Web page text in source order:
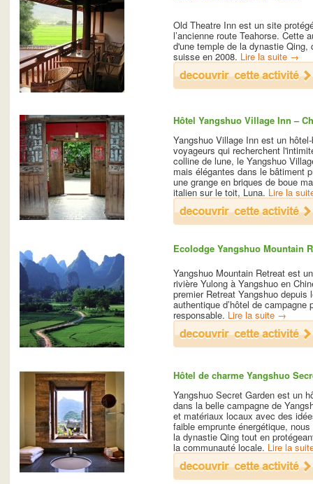
Old Theatre Inn est un site
l’ancienne route Teahorse. Cette
d'une temple de la dynastie
suisse en 2008. Lire la suite →
Hôtel Yangshuo Village Inn –
Yangshuo Village Inn est un
voyageurs qui recherchent
colline de lune, le Yangshuo
mais élégantes dans le bâtiment
une grange en briques de boue
italien sur le toit, Luna. Lire la
Ecolodge Yangshuo Mountain
Yangshuo Mountain Retreat est
rivière Yulong à Yangshuo en
premier Retreat Yangshuo
authentique d’hôtel de
responsable. Lire la suite →
Hôtel de charme Yangshuo
Yangshuo Secret Garden est un
dans la belle campagne de
et matériaux locaux avec des
faible emprunte énergétique,
la dynastie Qing tout en
la communauté locale. Lire la